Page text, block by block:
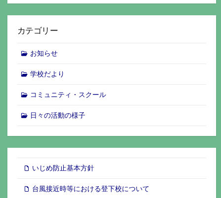
カテゴリー
お知らせ
学校だより
コミュニティ・スクール
日々の活動の様子
いじめ防止基本方針
台風接近時等における登下校について